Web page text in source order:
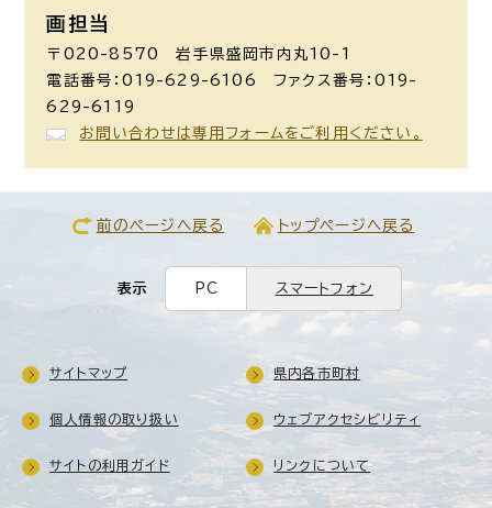
画担当
〒020-8570 岩手県盛岡市内丸10-1
電話番号：019-629-6106 ファクス番号：019-
629-6119
お問い合わせは専用フォームをご利用ください。
前のページへ戻る トップページへ戻る
表示 PC スマートフォン
サイトマップ 県内各市町村
個人情報の取り扱い ウェブアクセシビリティ
サイトの利用ガイド リンクについて